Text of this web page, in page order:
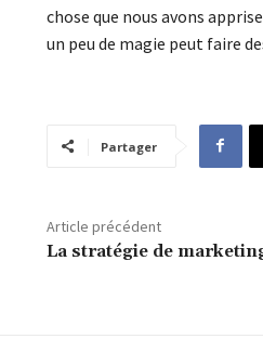
chose que nous avons
un peu de magie peut faire
Partager
Article précédent
La stratégie de